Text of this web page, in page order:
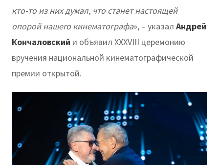
кто-то из них думал, что станет настоящей
опорой нашего кинематографа», – указал Андрей
Кончаловский и объявил XXXVIII церемонию
вручения национальной кинематографической
премии открытой.